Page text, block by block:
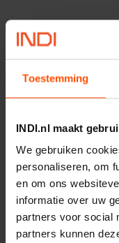
Toestemming
INDI.nl maakt
We gebruiken
personaliseren, om
en om ons
informatie over uw
partners voor social
partners kunnen
Onlangs